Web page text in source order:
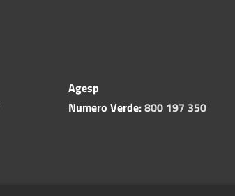
Agesp
Numero Verde:800 197 350